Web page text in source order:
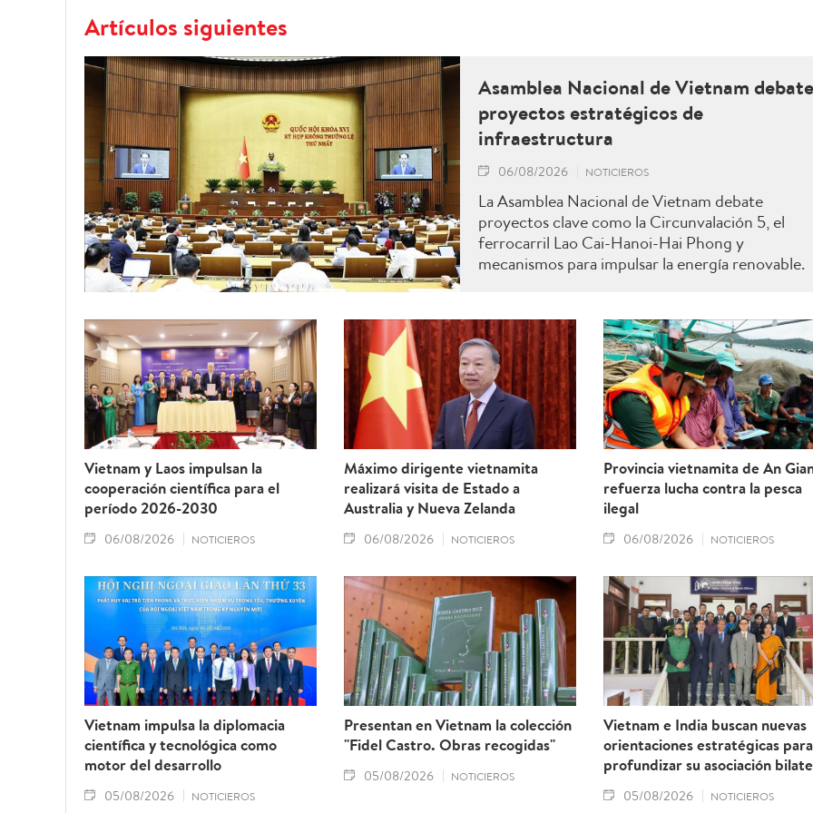
Artículos siguientes
Asamblea Nacional de Vietnam debate
proyectos estratégicos de
infraestructura
06/08/2026 NOTICIEROS
La Asamblea Nacional de Vietnam debate
proyectos clave como la Circunvalación 5, el
ferrocarril Lao Cai-Hanoi-Hai Phong y
mecanismos para impulsar la energía renovable.
Vietnam y Laos impulsan la
cooperación científica para el
período 2026-2030
06/08/2026 NOTICIEROS
Máximo dirigente vietnamita
realizará visita de Estado a
Australia y Nueva Zelanda
06/08/2026 NOTICIEROS
Provincia vietnamita de An
refuerza lucha contra la pesca
ilegal
06/08/2026 NOTICIEROS
Vietnam impulsa la diplomacia
científica y tecnológica como
motor del desarrollo
05/08/2026 NOTICIEROS
Presentan en Vietnam la colección
"Fidel Castro. Obras recogidas"
05/08/2026 NOTICIEROS
Vietnam e India buscan nuevas
orientaciones estratégicas para
profundizar su asociación
05/08/2026 NOTICIEROS